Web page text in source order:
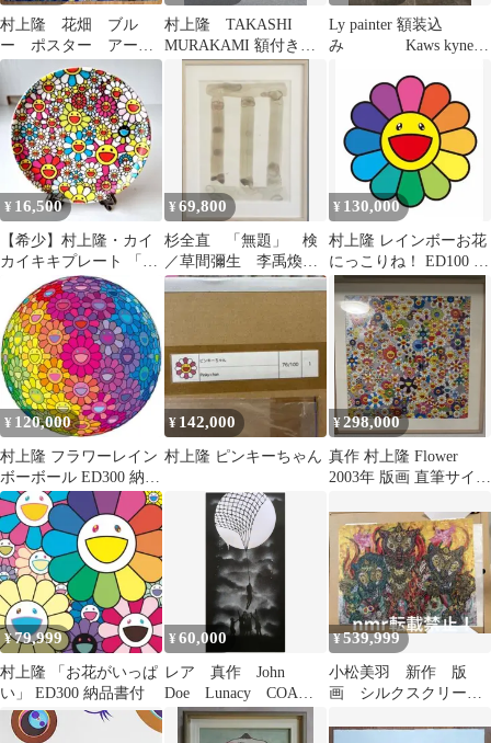
村上隆 花畑 ブル
ー ポスター アー
ト 人気画家 (草間彌
生 奈良美智)
村上隆 TAKASHI
MURAKAMI 額付きド
ラえもん どこでもドア
Ly painter 額装込
み Kaws kyne
¥ 16,500
【希少】村上隆・カイ
カイキキプレート 「飾
り盾付き:OK」
¥69,800
杉全直 「無題」 検
／草間彌生 李禹煥
村上隆
¥ 130,000
村上隆 レインボーお花
にっこりね！ ED100 納
品書付
¥ 120,000
村上隆 フラワーレイン
ボーボール ED300 納品
書付
¥ 142,000
村上隆 ピンキーちゃん
¥298,000
真作 村上隆 Flower
2003年 版画 直筆サイン
¥79,999
村上隆 「お花がいっぱ
い」 ED300 納品書付
¥60,000
レア 真作 John
Doe Lunacy COA
直筆サイン 村上隆
¥539,999
小松美羽 新作 版
画 シルクスクリー
クアヤコ